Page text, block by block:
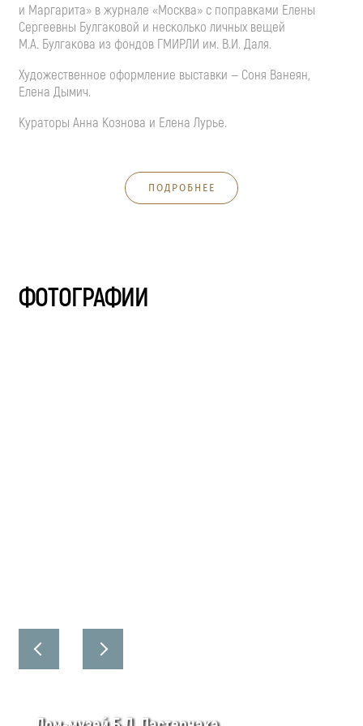
и Маргарита» в журнале «Москва» с поправками Елены
Сергеевны Булгаковой и несколько личных вещей
М.А. Булгакова из фондов ГМИРЛИ им. В.И. Даля.
Художественное оформление выставки — Соня Ванеян,
Елена Дымич.
Кураторы Анна Кознова и Елена Лурье.
ПОДРОБНЕЕ
ФОТОГРАФИИ